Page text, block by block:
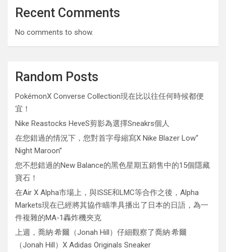
Recent Comments
No comments to show.
Random Posts
PokémonX Converse Collection現在比以往任何時候都便
宜！
Nike Reastocks HeveS剪影為選擇Sneakrs個人
在您錯過的情況下，您對首字母縮寫X Nike Blazer Low“
Night Maroon”
您不想錯過的New Balance的黑色星期五銷售中的15個隱藏
寶石！
在Air X Alpha市場上，與ISSE和LMC等合作之後，Alpha
Markets現在已經將其協作瞄準具播出了日本的日語，為一
件複雜的MA-1轟炸機夾克
上週，喬納·希爾（Jonah Hill）仔細觀察了喬納·希爾
（Jonah Hill）X Adidas Originals Sneaker